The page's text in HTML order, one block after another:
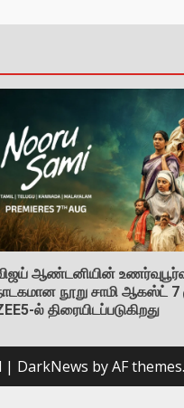
ஆண்டனியின் உணர்வுபூர்வ
நூறு சாமி ஆகஸ்ட் 7
ல் திரையிடப்படுகிறது
| DarkNews by AF themes.